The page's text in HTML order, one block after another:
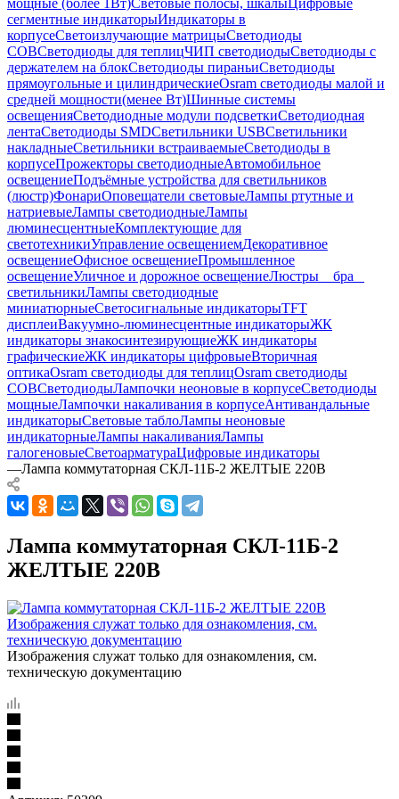
мощные (более 1Вт)Световые полосы, шкалыЦифровые
сегментные индикаторыИндикаторы в
корпусеСветоизлучающие матрицыСветодиоды
COBСветодиоды для теплицЧИП светодиодыСветодиоды с
держателем на блокСветодиоды пираньиСветодиоды
прямоугольные и цилиндрическиеOsram светодиоды малой и
средней мощности(менее Вт)Шинные системы
освещенияСветодиодные модули подсветкиСветодиодная
лентаСветодиоды SMDСветильники USBСветильники
накладныеСветильники встраиваемыеСветодиоды в
корпусеПрожекторы светодиодныеАвтомобильное
освещениеПодъёмные устройства для светильников
(люстр)ФонариОповещатели световыеЛампы ртутные и
натриевыеЛампы светодиодныеЛампы
люминесцентныеКомплектующие для
светотехникиУправление освещениемДекоративное
освещениеОфисное освещениеПромышленное
освещениеУличное и дорожное освещениеЛюстры _ бра _
светильникиЛампы светодиодные
миниатюрныеСветосигнальные индикаторыTFT
дисплеиВакуумно-люминесцентные индикаторыЖК
индикаторы знакосинтезирующиеЖК индикаторы
графическиеЖК индикаторы цифровыеВторичная
оптикаOsram светодиоды для теплицOsram светодиоды
COBСветодиодыЛампочки неоновые в корпусеСветодиоды
мощныеЛампочки накаливания в корпусеАнтивандальные
индикаторыСветовые таблоЛампы неоновые
индикаторныеЛампы накаливанияЛампы
галогеновыеСветоарматураЦифровые индикаторы
—Лампа коммутаторная СКЛ-11Б-2 ЖЕЛТЫЕ 220В
Лампа коммутаторная СКЛ-11Б-2
ЖЕЛТЫЕ 220В
Изображения служат только для ознакомления, см.
техническую документацию
Изображения служат только для ознакомления, см.
техническую документацию